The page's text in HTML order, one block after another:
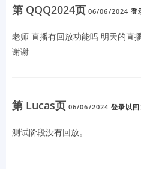
第 QQQ2024页 06/06/2024 登
老师 直播有回放功能吗 明天的直
谢谢
第 Lucas页 06/06/2024 登录以回
测试阶段没有回放。